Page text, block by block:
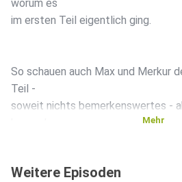
worum es
im ersten Teil eigentlich ging.
So schauen auch Max und Merkur
Teil -
soweit nichts bemerkenswertes -
Mehr
Weitere Episoden